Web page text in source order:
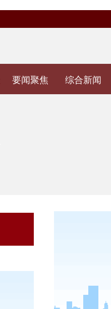
要闻聚焦 综合新闻